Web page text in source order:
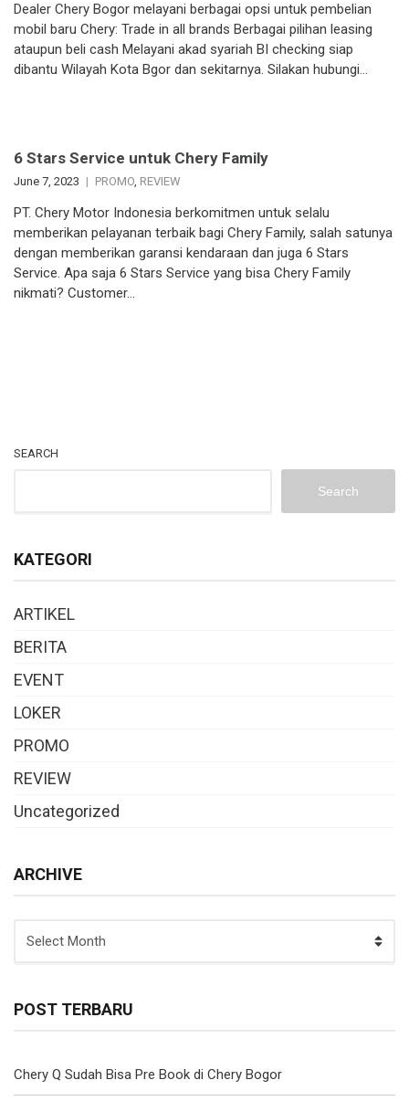
Dealer Chery Bogor melayani berbagai opsi untuk pembelian
mobil baru Chery: Trade in all brands Berbagai pilihan leasing
ataupun beli cash Melayani akad syariah BI checking siap
dibantu Wilayah Kota Bgor dan sekitarnya. Silakan hubungi…
6 Stars Service untuk Chery Family
June 7, 2023 PROMO, REVIEW
PT. Chery Motor Indonesia berkomitmen untuk selalu
memberikan pelayanan terbaik bagi Chery Family, salah satunya
dengan memberikan garansi kendaraan dan juga 6 Stars
Service. Apa saja 6 Stars Service yang bisa Chery Family
nikmati? Customer…
SEARCH
Search
KATEGORI
ARTIKEL
BERITA
EVENT
LOKER
PROMO
REVIEW
Uncategorized
ARCHIVE
POST TERBARU
Chery Q Sudah Bisa Pre Book di Chery Bogor